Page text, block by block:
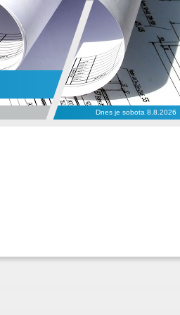
Dnes je sobota 8.8.2026